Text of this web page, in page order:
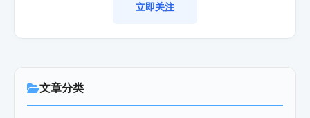
立即关注
文章分类